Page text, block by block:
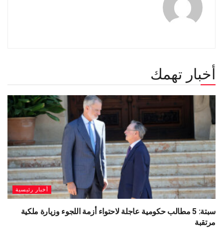
أخبار تهمك
أخبار رئيسية
سبتة: 5 مطالب حكومية عاجلة لاحتواء أزمة اللجوء وزيارة ملكية
مرتقبة